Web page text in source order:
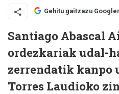
Gehitu gaitzazu
Santiago Abascal
ordezkariak udal-
zerrendatik kanpo
Torres Laudioko